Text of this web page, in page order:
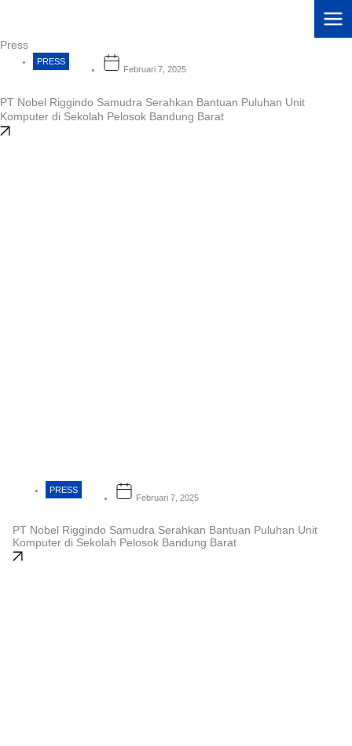
konten
Press
PRESS
Februari 7, 2025
PT Nobel Riggindo Samudra Serahkan Bantuan Puluhan Unit
Komputer di Sekolah Pelosok Bandung Barat
PRESS
Februari 7, 2025
PT Nobel Riggindo Samudra Serahkan Bantuan Puluhan Unit
Komputer di Sekolah Pelosok Bandung Barat